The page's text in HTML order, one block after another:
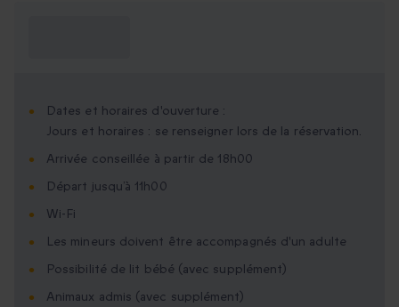
Dates et horaires d'ouverture :
Jours et horaires : se renseigner lors de la réservation.
Arrivée conseillée à partir de 18h00
Départ jusqu’à 11h00
Wi-Fi
Les mineurs doivent être accompagnés d'un adulte
Possibilité de lit bébé (avec supplément)
Animaux admis (avec supplément)